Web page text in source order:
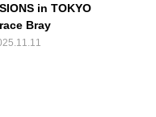
in TOKYO
Bray